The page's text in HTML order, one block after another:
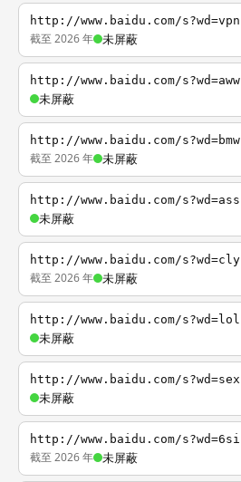
http://www.baidu.com/s?wd=vpn
截至 2026 年 未屏蔽
http://www.baidu.com/s?wd=aww
未屏蔽
http://www.baidu.com/s?wd=bmw
截至 2026 年 未屏蔽
http://www.baidu.com/s?wd=ass
未屏蔽
http://www.baidu.com/s?wd=cly
截至 2026 年 未屏蔽
http://www.baidu.com/s?wd=lol
未屏蔽
http://www.baidu.com/s?wd=sex
未屏蔽
http://www.baidu.com/s?wd=6si
截至 2026 年 未屏蔽